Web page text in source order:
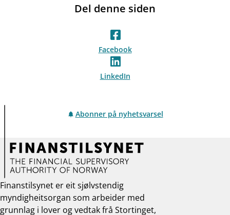
Del denne siden
Facebook
LinkedIn
Abonner på nyhetsvarsel
Finanstilsynet er eit sjølvstendig
myndigheitsorgan som arbeider med
grunnlag i lover og vedtak frå Stortinget,